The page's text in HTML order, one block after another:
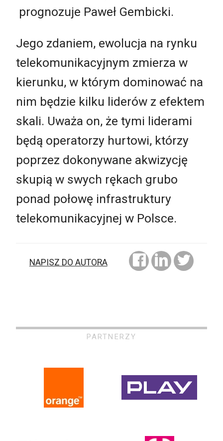
prognozuje Paweł Gembicki.
Jego zdaniem, ewolucja na rynku
telekomunikacyjnym zmierza w
kierunku, w którym dominować na
nim będzie kilku liderów z efektem
skali. Uważa on, że tymi liderami
będą operatorzy hurtowi, którzy
poprzez dokonywane akwizycję
skupią w swych rękach grubo
ponad połowę infrastruktury
telekomunikacyjnej w Polsce.
NAPISZ DO AUTORA
PARTNERZY